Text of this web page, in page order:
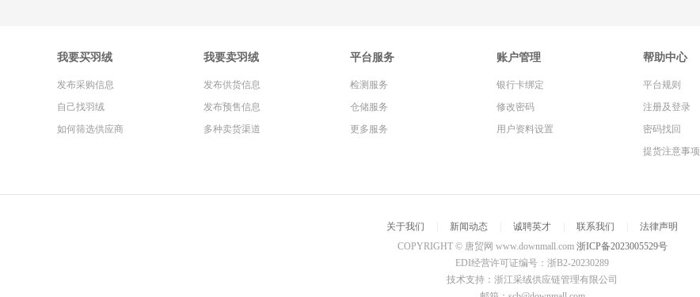
我要买羽绒
发布采购信息
自己找羽绒
如何筛选供应商
我要卖羽绒
发布供货信息
发布预售信息
多种卖货渠道
平台服务
检测服务
仓储服务
更多服务
账户管理
银行卡绑定
修改密码
用户资料设置
帮助中心
平台规则
注册及登录
密码找回
提货注意事项
关于我们 新闻动态 诚聘英才 联系我们
法律声明
COPYRIGHT © 唐贸网 www.downmall.com 浙ICP备2023005529号
EDI经营许可证编号：浙B2-20230289
技术支持：浙江采绒供应链管理有限公司